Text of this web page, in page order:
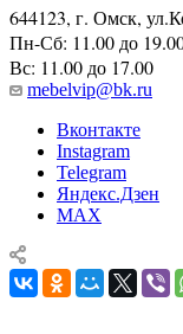
644123, г. Омск,
Пн-Сб: 11.00 до
Вс: 11.00 до 17.00
mebelvip@bk.ru
Вконтакте
Instagram
Telegram
Яндекс.Дзен
MAX